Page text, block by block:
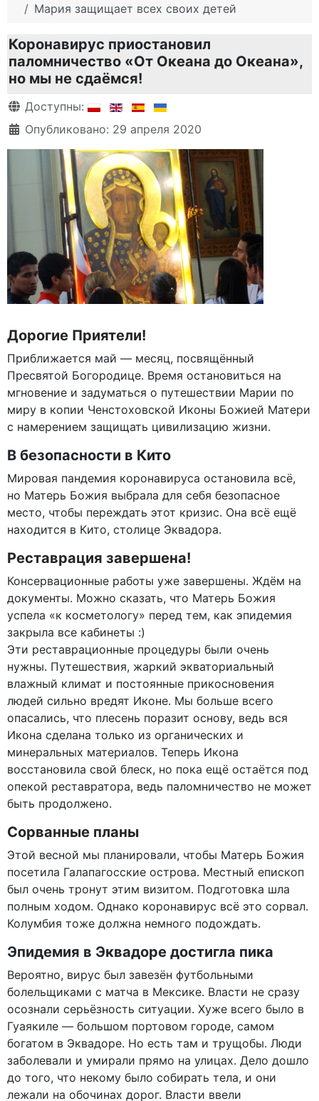
Мария защищает всех своих детей
Коронавирус приостановил
паломничество «От Океана до Океана»,
но мы не сдаёмся!
Информация о материале
Доступны:
Опубликовано: 29 апреля 2020
Дорогие Приятели!
Приближается май — месяц, посвящённый
Пресвятой Богородице. Время остановиться на
мгновение и задуматься о путешествии Марии по
миру в копии Ченстоховской Иконы Божией Матери
с намерением защищать цивилизацию жизни.
В безопасности в Кито
Мировая пандемия коронавируса остановила всё,
но Матерь Божия выбрала для себя безопасное
место, чтобы переждать этот кризис. Она всё ещё
находится в Кито, столице Эквадора.
Реставрация завершена!
Консервационные работы уже завершены. Ждём на
документы. Можно сказать, что Матерь Божия
успела «к косметологу» перед тем, как эпидемия
закрыла все кабинеты :)
Эти реставрационные процедуры были очень
нужны. Путешествия, жаркий экваториальный
влажный климат и постоянные прикосновения
людей сильно вредят Иконе. Мы больше всего
опасались, что плесень поразит основу, ведь вся
Икона сделана только из органических и
минеральных материалов. Теперь Икона
восстановила свой блеск, но пока ещё остаётся под
опекой реставратора, ведь паломничество не может
быть продолжено.
Сорванные планы
Этой весной мы планировали, чтобы Матерь Божия
посетила Галапагосские острова. Местный епископ
был очень тронут этим визитом. Подготовка шла
полным ходом. Однако коронавирус всё это сорвал.
Колумбия тоже должна немного подождать.
Эпидемия в Эквадоре достигла пика
Вероятно, вирус был завезён футбольными
болельщиками с матча в Мексике. Власти не сразу
осознали серьёзность ситуации. Хуже всего было в
Гуаякиле — большом портовом городе, самом
богатом в Эквадоре. Но есть там и трущобы. Люди
заболевали и умирали прямо на улицах. Дело дошло
до того, что некому было собирать тела, и они
лежали на обочинах дорог. Власти ввели